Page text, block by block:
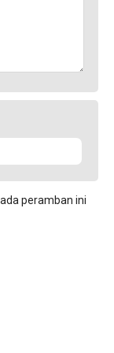
peramban ini